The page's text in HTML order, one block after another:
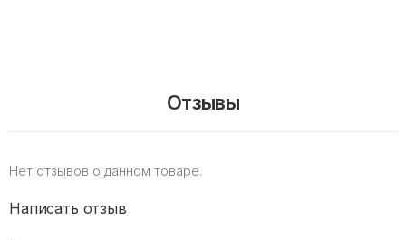
Отзывы
Нет отзывов о данном товаре.
Написать отзыв